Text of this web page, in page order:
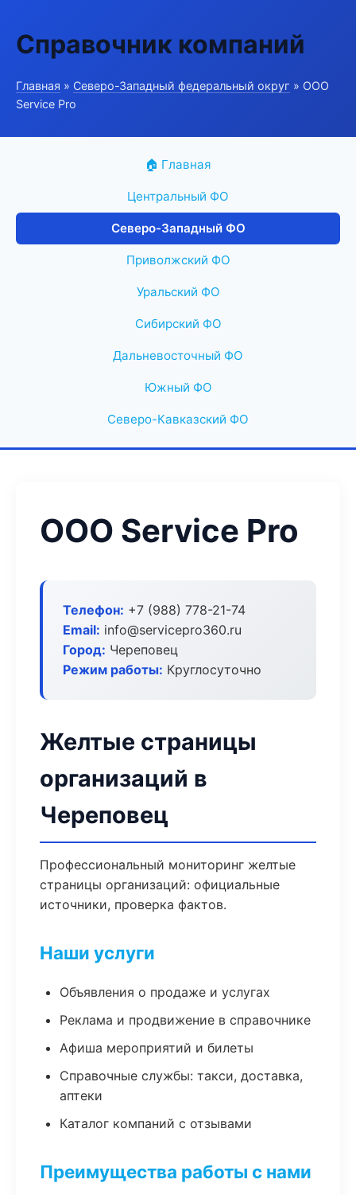
Справочник компаний
Главная » Северо-Западный федеральный округ » ООО
Service Pro
🏠 Главная
Центральный ФО
Северо-Западный ФО
Приволжский ФО
Уральский ФО
Сибирский ФО
Дальневосточный ФО
Южный ФО
Северо-Кавказский ФО
ООО Service Pro
Телефон: +7 (988) 778-21-74
Email: info@servicepro360.ru
Город: Череповец
Режим работы: Круглосуточно
Желтые страницы
организаций в
Череповец
Профессиональный мониторинг желтые
страницы организаций: официальные
источники, проверка фактов.
Наши услуги
Объявления о продаже и услугах
Реклама и продвижение в справочнике
Афиша мероприятий и билеты
Справочные службы: такси, доставка,
аптеки
Каталог компаний с отзывами
Преимущества работы с нами